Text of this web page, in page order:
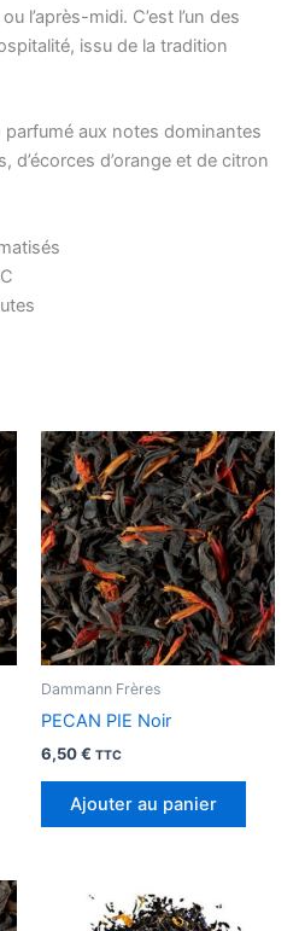
l’après-midi. C’est l’un des
issu de la tradition
aux notes dominantes
d’écorces d’orange et de citron
Dammann Frères
PECAN PIE Noir
6,50€ TTC
Ajouter au panier